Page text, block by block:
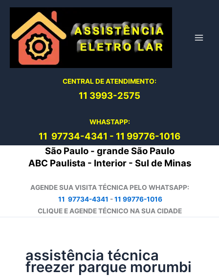
conteúdo
CENTRAL DE ATENDIMENTO:
11 3993-2575
WHASTAPP:
11 97734-4341 - 11 99776-1016
São Paulo - grande São Paulo
ABC Paulista - Interior - Sul de Minas
AGENDE SUA VISITA TÉCNICA PELO WHATSAPP:
11 97734-4341 -11 99776-1016
CLIQUE E AGENDE TÉCNICO NA SUA CIDADE
assistência técnica
freezer parque morumbi